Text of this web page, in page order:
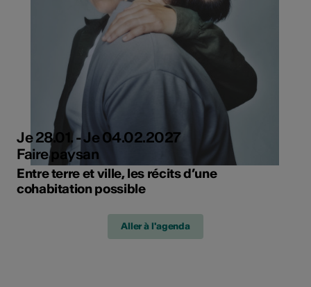
Je 28.01. - Je 04.02.2027
Faire paysan
Entre terre et ville, les récits d’une
cohabitation possible
Aller à l'agenda